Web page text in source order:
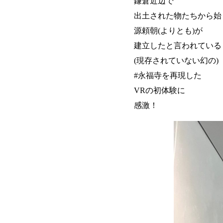
出土された物たちから
源頼朝(よりとも)が
建立したと言われている
(現存されていない幻の)
#永福寺を再現した
VRの初体験に
感激！